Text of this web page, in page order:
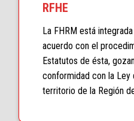
RFHE
La FHRM está
acuerdo con el
Estatutos de ésta,
conformidad con la Ley
territorio de la Región